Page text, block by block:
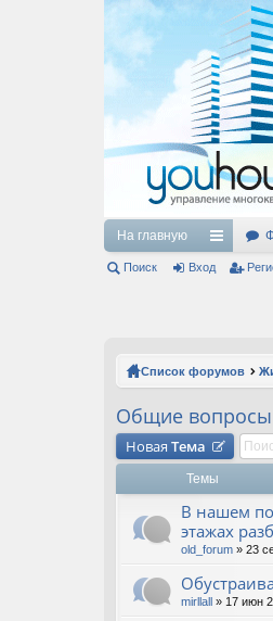
На главную
с
и
Поиск Вход
Список форумов
Общие вопросы
Новая Тема
Темы
В нашем
этажах
old_forum » 23
mirllall » 17 июн